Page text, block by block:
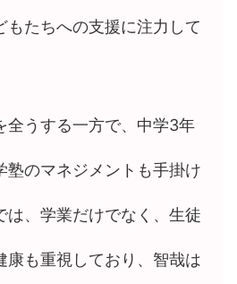
もたちへの支援に注力して
全うする一方で、中学3年
塾のマネジメントも手掛け
は、学業だけでなく、生徒
康も重視しており、智哉は